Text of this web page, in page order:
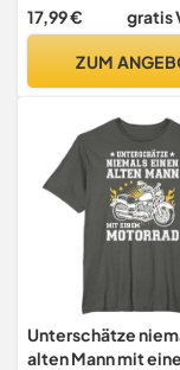
17,99 € gratis
ZUM
Unterschätze
alten Mann mit